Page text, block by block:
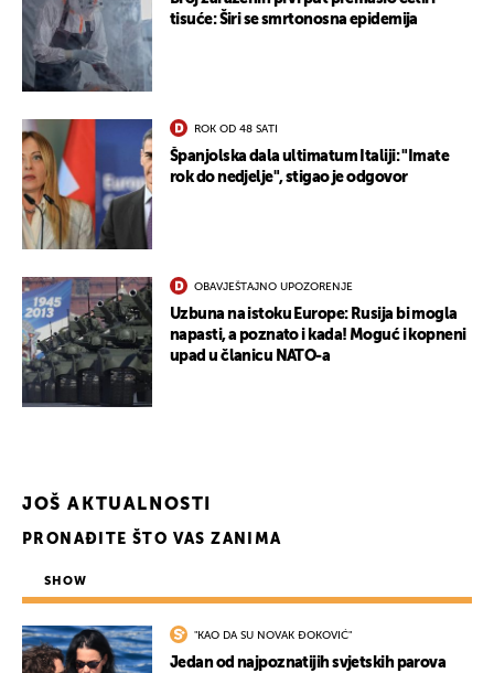
tisuće: Širi se smrtonosna epidemija
ROK OD 48 SATI
Španjolska dala ultimatum Italiji: "Imate
rok do nedjelje", stigao je odgovor
OBAVJEŠTAJNO UPOZORENJE
Uzbuna na istoku Europe: Rusija bi mogla
napasti, a poznato i kada! Moguć i kopneni
upad u članicu NATO-a
JOŠ AKTUALNOSTI
PRONAĐITE ŠTO VAS ZANIMA
SHOW
"KAO DA SU NOVAK ĐOKOVIĆ"
Jedan od najpoznatijih svjetskih parova
UKLJUČITE NOTIFIKACIJE